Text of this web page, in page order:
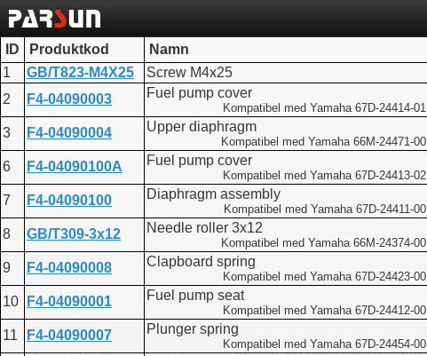
ID Produktkod
Namn
1
GB/T823-M4X25
Screw M4x25
2
F4-04090003 Fuel pump cover
Kompatibel med Yamaha 67D-24414-01
3 F4-04090004 Upper diaphragm
Kompatibel med Yamaha 66M-24471-00
6 F4-04090100A Fuel pump cover
Kompatibel med Yamaha 67D-24413-02
7 F4-04090100 Diaphragm assembly
Kompatibel med Yamaha 67D-24411-00
8 GB/T309-3x12 Needle roller 3x12
Kompatibel med Yamaha 66M-24374-00
9 F4-04090008 Clapboard spring
Kompatibel med Yamaha 67D-24423-00
10 F4-04090001 Fuel pump seat
Kompatibel med Yamaha 67D-24412-00
11 F4-04090007 Plunger spring
Kompatibel med Yamaha 67D-24454-00